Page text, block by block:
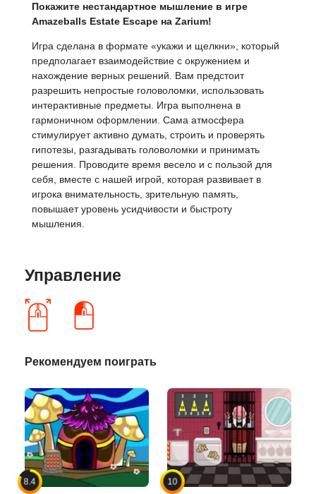
Покажите нестандартное мышление в игре
Amazeballs Estate Escape на Zarium!
Игра сделана в формате «укажи и щелкни», который
предполагает взаимодействие с окружением и
нахождение верных решений. Вам предстоит
разрешить непростые головоломки, использовать
интерактивные предметы. Игра выполнена в
гармоничном оформлении. Сама атмосфера
стимулирует активно думать, строить и проверять
гипотезы, разгадывать головоломки и принимать
решения. Проводите время весело и с пользой для
себя, вместе с нашей игрой, которая развивает в
игрока внимательность, зрительную память,
повышает уровень усидчивости и быстроту
мышления.
Управление
Рекомендуем поиграть
8.4 10